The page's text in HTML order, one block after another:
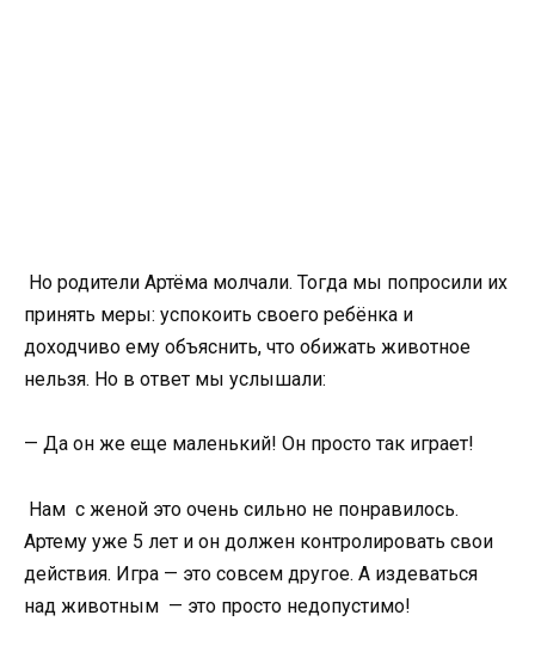
Но родители Артёма молчали. Тогда мы попросили их
принять меры: успокоить своего ребёнка и
доходчиво ему объяснить, что обижать животное
нельзя. Но в ответ мы услышали:
— Да он же еще маленький! Он просто так играет!
Нам с женой это очень сильно не понравилось.
Артему уже 5 лет и он должен контролировать свои
действия. Игра — это совсем другое. А издеваться
над животным — это просто недопустимо!